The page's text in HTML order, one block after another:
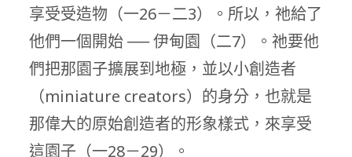
享受受造物（一26－二3）。所以，祂給了
他們一個開始 ── 伊甸園（二7）。祂要他
們把那園子擴展到地極，並以小創造者
（miniature creators）的身分，也就是
那偉大的原始創造者的形象樣式，來享受
這園子（一28－29）。